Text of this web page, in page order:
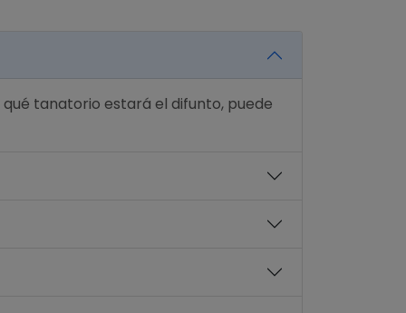
tanatorio estará el difunto, puede